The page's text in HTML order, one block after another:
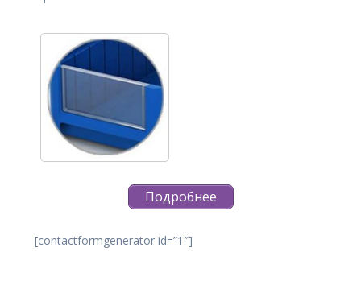
Подробнее
[contactformgenerator id=”1″]